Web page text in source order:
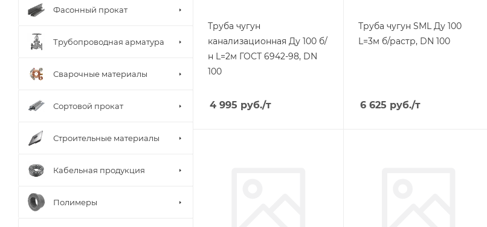
Труба чугун
канализационная Ду 100 б/
н L=2м ГОСТ 6942-98, DN
100
4 995 руб./т
Труба чугун SML Ду 100
L=3м б/растр, DN 100
6 625 руб./т
Фасонный прокат
Трубопроводная арматура
Сварочные материалы
Сортовой прокат
Строительные материалы
Кабельная продукция
Полимеры